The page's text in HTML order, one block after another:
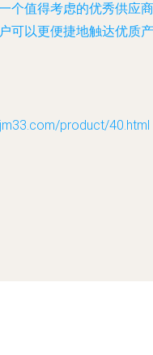
个值得考虑的优秀供应商
可以更便捷地触达优质产
product/40.html